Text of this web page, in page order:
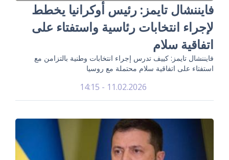
فايننشال تايمز: رئيس أوكرانيا يخطط
لإجراء انتخابات رئاسية واستفتاء على
اتفاقية سلام
فايننشال تايمز: كييف تدرس إجراء انتخابات وطنية بالتزامن مع
استفتاء على اتفاقية سلام محتملة مع روسيا
11.02.2026 - 14:15